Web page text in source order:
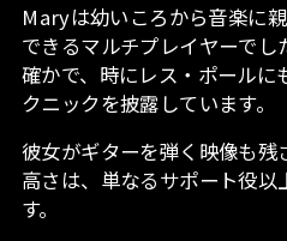
Maryは幼いころから音楽に
できるマルチプレイヤーで
確かで、時にレス・ポールに
クニックを披露しています。
彼女がギターを弾く映像も
高さは、単なるサポート役以
す。